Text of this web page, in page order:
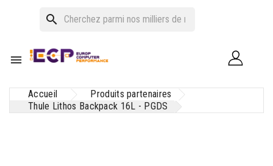
search

Accueil
Produits partenaires
Thule Lithos Backpack 16L - PGDS